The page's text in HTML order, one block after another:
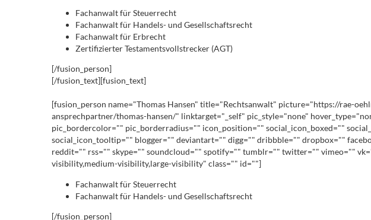
Fachanwalt für Steuerrecht
Fachanwalt für Handels- und Gesellschaftsrecht
Fachanwalt für Erbrecht
Zertifizierter Testamentsvollstrecker (AGT)
[/fusion_person]
[/fusion_text][fusion_text]
[fusion_person name="Thomas Hansen" title="Rechtsanwalt" picture="https://rae-
ansprechpartner/thomas-hansen/" linktarget="_self" pic_style="none"
pic_bordercolor="" pic_borderradius="" icon_position="" social_icon_boxed=""
social_icon_tooltip="" blogger="" deviantart="" digg="" dribbble="" dropbox=""
reddit="" rss="" skype="" soundcloud="" spotify="" tumblr="" twitter="" vimeo=""
visibility,medium-visibility,large-visibility" class="" id=""]
Fachanwalt für Steuerrecht
Fachanwalt für Handels- und Gesellschaftsrecht
[/fusion_person]